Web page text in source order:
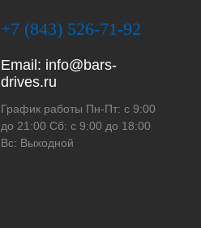
+7 (843) 526-71-92
Email: info@bars-
drives.ru
График работы Пн-Пт: с 9:00
до 21:00 Сб: с 9:00 до 18:00
Вс: Выходной